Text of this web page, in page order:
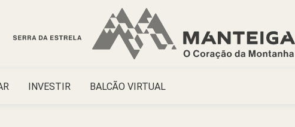
INVESTIR BALCÃO VIRTUAL